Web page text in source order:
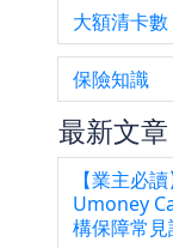
大額清卡數
保險知識
最新文章
【業主必
Umoney
構保障常見